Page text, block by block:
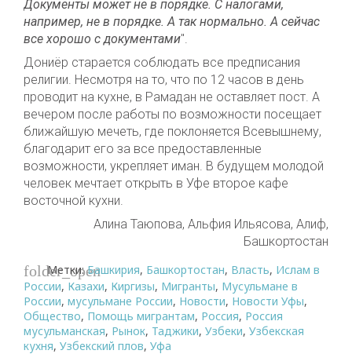
Документы может не в порядке. С налогами,
например, не в порядке. А так нормально. А сейчас
все хорошо с документами".
Дониёр старается соблюдать все предписания
религии. Несмотря на то, что по 12 часов в день
проводит на кухне, в Рамадан не оставляет пост . А
вечером после работы по возможности посещает
ближайшую мечеть, где поклоняется Всевышнему,
благодарит его за все предоставленные
возможности, укрепляет иман. В будущем молодой
человек мечтает открыть в Уфе второе кафе
восточной кухни
Алина Таюпова, Альфия Ильясова, Алиф,
Башкортостан
folder_open
Метки:Башкирия, Башкортостан, Власть, Ислам в
России, Казахи, Киргизы, Мигранты, Мусульмане в
России, мусульмане России, Новости, Новости Уфы,
Общество, Помощь мигрантам, Россия, Россия
мусульманская, Рынок, Таджики, Узбеки, Узбекская
кухня, Узбекский плов, Уфа